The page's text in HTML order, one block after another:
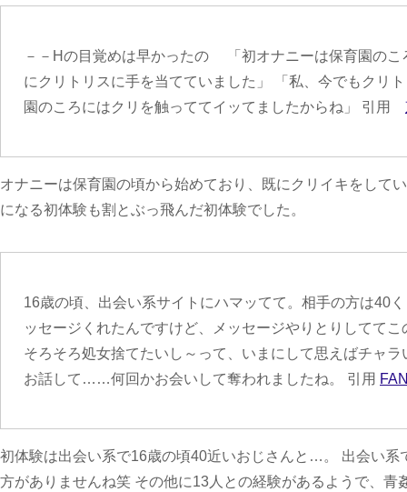
－－Hの目覚めは早かったの 「初オナニーは保育園のこ
にクリトリスに手を当てていました」 「私、今でもクリ
園のころにはクリを触っててイッてましたからね」 引用
オナニーは保育園の頃から始めており、既にクリイキをして
になる初体験も割とぶっ飛んだ初体験でした。
16歳の頃、出会い系サイトにハマッてて。相手の方は40
ッセージくれたんですけど、メッセージやりとりしてて
そろそろ処女捨てたいし～って、いまにして思えばチャ
お話して……何回かお会いして奪われましたね。 引用
初体験は出会い系で16歳の頃40近いおじさんと…。 出会い系
方がありませんね笑 その他に13人との経験があるようで、青